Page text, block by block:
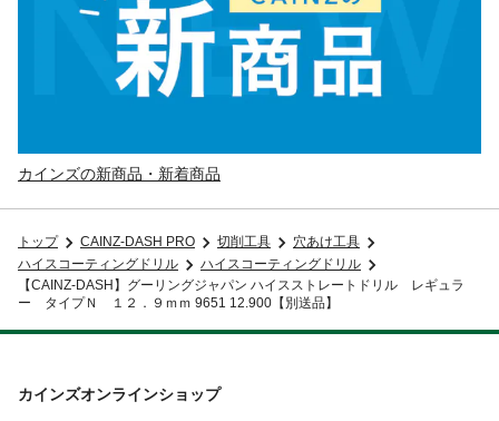
カインズの新商品・新着商品
トップ CAINZ-DASH PRO 切削工具
穴あけ工具
ハイスコーティングドリル
ハイスコーティングドリル
【CAINZ-DASH】グーリングジャパン ハイスストレートドリル レギュラ
ー タイプＮ １２．９ｍｍ 9651 12.900【別送品】
カインズオンラインショップ